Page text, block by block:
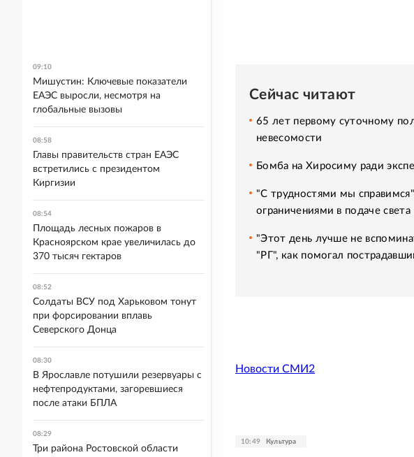
Сейчас читают
65 лет первому суточному
невесомости
Бомба на Хиросиму ради
"С трудностями мы
ограничениями в подаче света
"Этот день лучше не
"РГ", как помогал
Новости СМИ2
10:49 Культура
09:10
Мишустин: Ключевые показатели
ЕАЭС выросли, несмотря на
глобальные вызовы
08:58
Главы правительств стран ЕАЭС
встретились с президентом
Киргизии
08:54
Площадь лесных пожаров в
Красноярском крае увеличилась до
370 тысяч гектаров
08:52
Солдаты ВСУ под Харьковом тонут
при форсировании вплавь
Северского Донца
08:30
В Ярославле потушили резервуары с
нефтепродуктами, загоревшиеся
после атаки БПЛА
08:29
Три района Ростовской области